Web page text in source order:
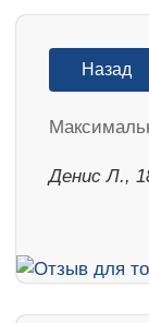
Назад
Денис Л.,